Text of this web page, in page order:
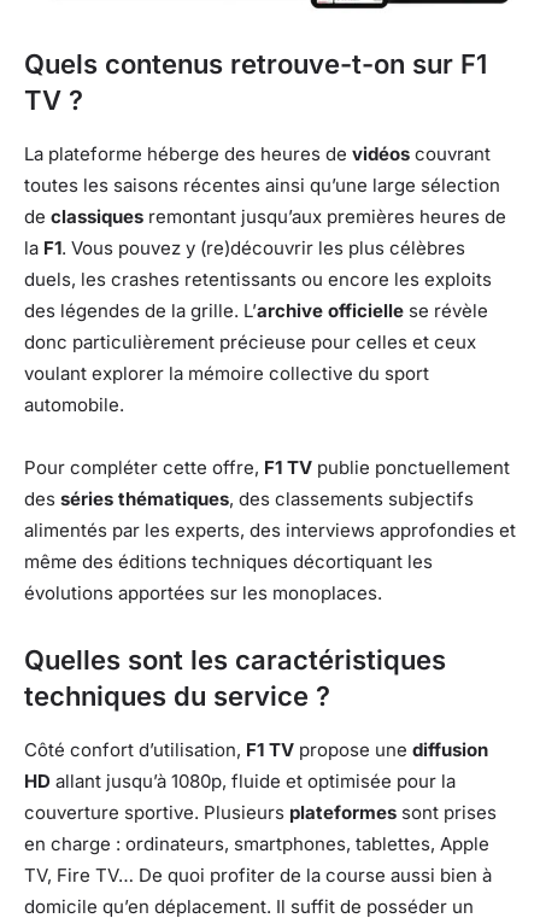
Quels contenus retrouve-t-on sur F1
TV ?
La plateforme héberge des heures de vidéos couvrant
toutes les saisons récentes ainsi qu’une large sélection
de classiques remontant jusqu’aux premières heures de
la F1. Vous pouvez y (re)découvrir les plus célèbres
duels, les crashes retentissants ou encore les exploits
des légendes de la grille. L’archive officielle se révèle
donc particulièrement précieuse pour celles et ceux
voulant explorer la mémoire collective du sport
automobile.
Pour compléter cette offre, F1 TV publie ponctuellement
des séries thématiques, des classements subjectifs
alimentés par les experts, des interviews approfondies et
même des éditions techniques décortiquant les
évolutions apportées sur les monoplaces.
Quelles sont les caractéristiques
techniques du service ?
Côté confort d’utilisation, F1 TV propose une diffusion
HD allant jusqu’à 1080p, fluide et optimisée pour la
couverture sportive. Plusieurs plateformes sont prises
en charge : ordinateurs, smartphones, tablettes, Apple
TV, Fire TV… De quoi profiter de la course aussi bien à
domicile qu’en déplacement. Il suffit de posséder un